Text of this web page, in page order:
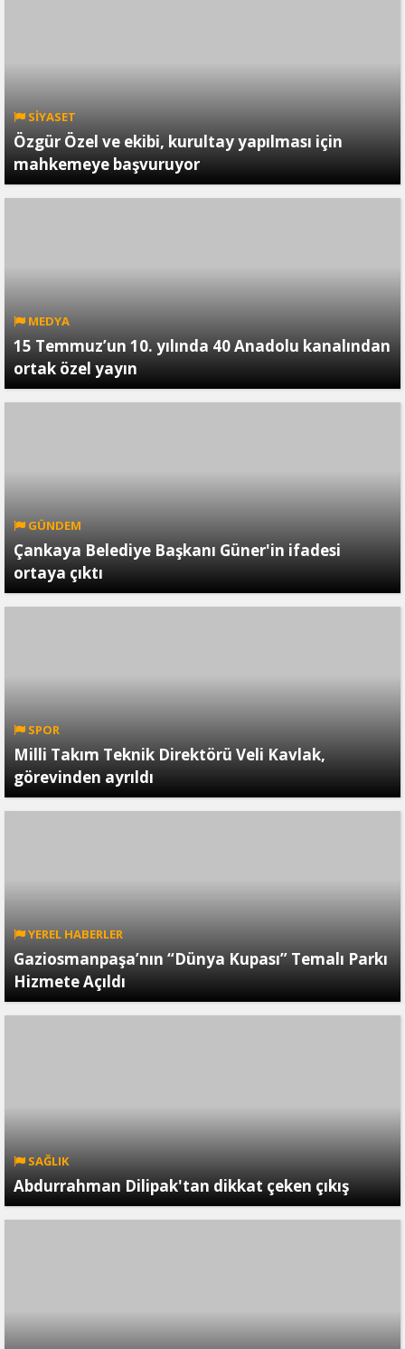
SİYASET
Özgür Özel ve ekibi, kurultay yapılması için
mahkemeye başvuruyor
MEDYA
15 Temmuz’un 10. yılında 40 Anadolu kanalından
ortak özel yayın
GÜNDEM
Çankaya Belediye Başkanı Güner'in ifadesi
ortaya çıktı
SPOR
Milli Takım Teknik Direktörü Veli Kavlak,
görevinden ayrıldı
YEREL HABERLER
Gaziosmanpaşa’nın “Dünya Kupası” Temalı Parkı
Hizmete Açıldı
SAĞLIK
Abdurrahman Dilipak'tan dikkat çeken çıkış